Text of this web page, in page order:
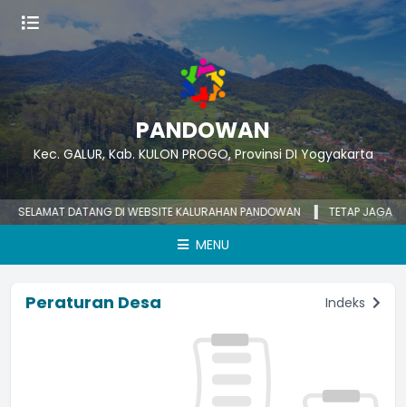
PANDOWAN
Kec. GALUR, Kab. KULON PROGO, Provinsi DI Yogyakarta
DATANG DI WEBSITE KALURAHAN PANDOWAN TETAP JAGA DIRI,
MENU
Peraturan Desa Indeks